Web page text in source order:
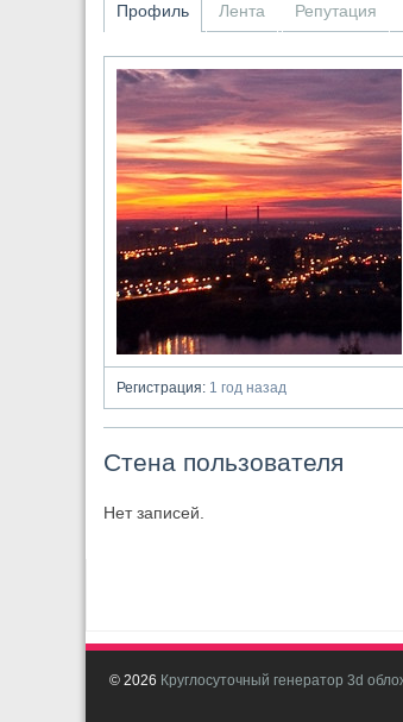
Профиль Лента Репутация
Регистрация: 1 год назад
Стена пользователя
Нет записей.
© 2026 Круглосуточный генератор 3d